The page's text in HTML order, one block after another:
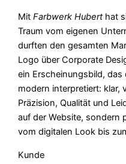
Mit Farbwerk Huberthat
Traum vom eigenen
durften den gesamten
Logo über Corporate
ein Erscheinungsbild, das
modern interpretiert: klar,
Präzision, Qualität und
auf der Website, sondern
vom digitalen Look bis
Kunde